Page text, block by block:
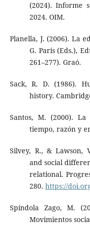
(2024). Informe
2024. OIM.
Planella, J. (2006). La
G. Paris (Eds.),
261–277). Graó.
Sack, R. D. (1986).
history.
Santos, M. (2000).
tiempo, razón y
Silvey, R., & Lawson,
and social
relational.
280. https://
Spíndola Zago, M.
Movimientos